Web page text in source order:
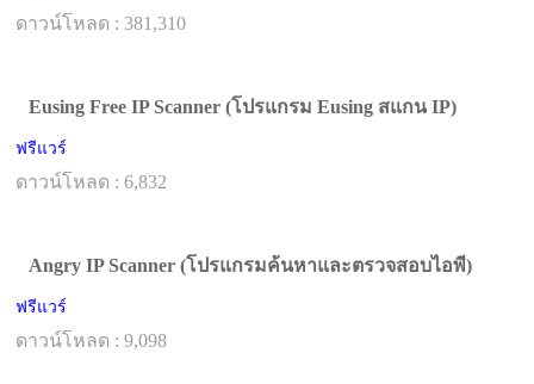
ดาวน์โหลด : 381,310
Eusing Free IP Scanner (โปรแกรม Eusing สแกน IP)
ฟรีแวร์
ดาวน์โหลด : 6,832
Angry IP Scanner (โปรแกรมค้นหาและตรวจสอบไอพี)
ฟรีแวร์
ดาวน์โหลด : 9,098